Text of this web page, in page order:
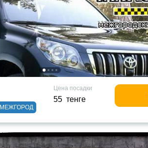
МЕЖГОРОД
Цена посадки
55 тенге